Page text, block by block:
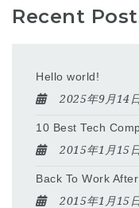
Recent
Hello world!
2025年9月14
10 Best Tech
2015年1月15
Back To Work
2015年1月15